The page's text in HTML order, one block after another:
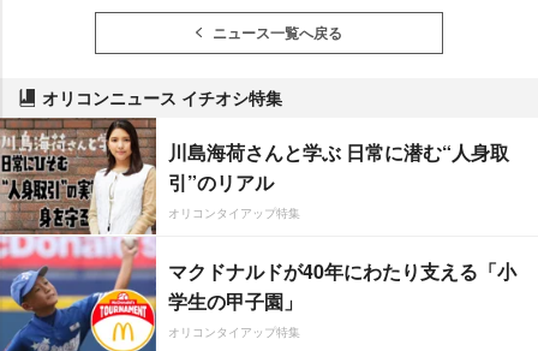
ニュース一覧へ戻る
オリコンニュース イチオシ特集
川島海荷さんと学ぶ 日常に潜む“人身取
引”のリアル
オリコンタイアップ特集
マクドナルドが40年にわたり支える「小
学生の甲子園」
オリコンタイアップ特集